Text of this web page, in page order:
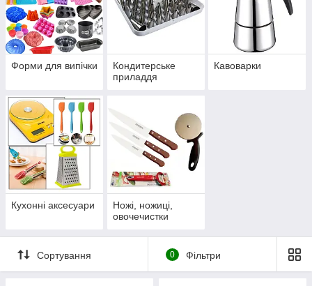
Форми для випічки
Кондитерське
приладдя
Кавоварки
Кухонні аксесуари
Ножі, ножиці,
овочечистки
Сортування 0 Фільтри